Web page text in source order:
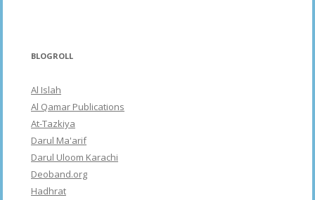
BLOGROLL
Al Islah
Al Qamar Publications
At-Tazkiya
Darul Ma'arif
Darul Uloom Karachi
Deoband.org
Hadhrat